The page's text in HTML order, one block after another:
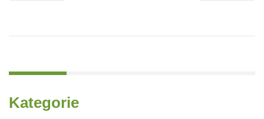
Kategorie